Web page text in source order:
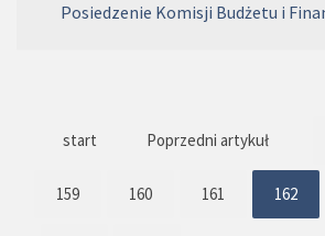
Posiedzenie Komisji Budżetu i
start Poprzedni artykuł
159 160 161 162